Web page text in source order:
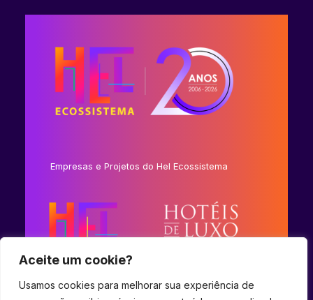
Aceite um cookie?
Usamos cookies para melhorar sua experiência de
Empresas e Projetos do Hel Ecossistema